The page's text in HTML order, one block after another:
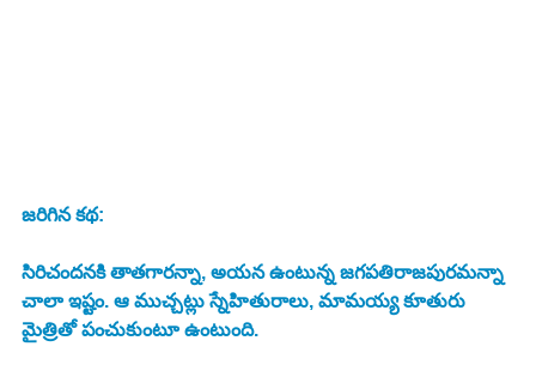
జరిగిన కథ:
సిరిచందనకి తాతగారన్నా, అయన ఉంటున్న జగపతిరాజపురమన్నా
చాలా ఇష్టం. ఆ ముచ్చట్లు స్నేహితురాలు, మామయ్య కూతురు
మైత్రితో పంచుకుంటూ ఉంటుంది.